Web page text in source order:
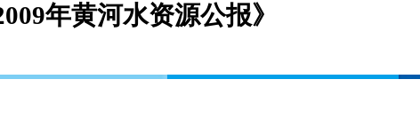
年黄河水资源公报》